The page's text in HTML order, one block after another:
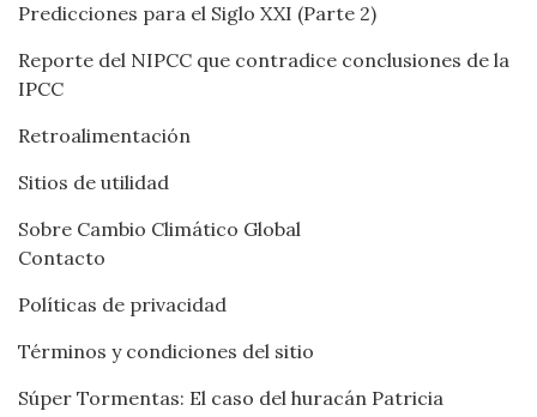
Predicciones para el Siglo XXI (Parte 2)
Reporte del NIPCC que contradice conclusiones de la
IPCC
Retroalimentación
Sitios de utilidad
Sobre Cambio Climático Global
Contacto
Políticas de privacidad
Términos y condiciones del sitio
Súper Tormentas: El caso del huracán Patricia